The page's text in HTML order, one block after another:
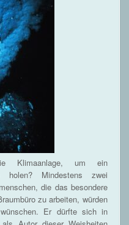
Klimaanlage, um ein
Mindestens zwei
die das besondere
zu arbeiten, würden
Er dürfte sich in